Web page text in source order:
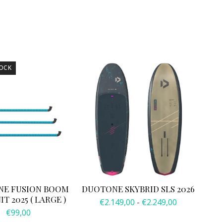
FUSION BOOM
2025 ( LARGE )
€99,00
DUOTONE SKYBRID SLS 2026
€2.149,00 - €2.249,00Prijsklasse:
product
heeft
meerdere
Deze
optie
gekozen
worden
op
productpagina